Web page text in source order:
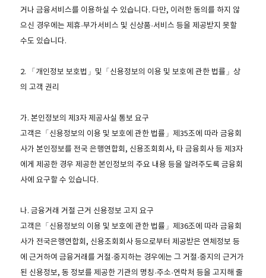
거나 금융서비스를 이용하실 수 있습니다. 다만, 이러한 동의를 하지 않
으신 경우에는 제휴·부가서비스 및 신상품·서비스 등을 제공받지 못할
수도 있습니다.
2. 「개인정보 보호법」및「신용정보의 이용 및 보호에 관한 법률」상
의 고객 권리
가. 본인정보의 제3자 제공사실 통보 요구
고객은「신용정보의 이용 및 보호에 관한 법률」제35조에 따라 금융회
사가 본인정보를 전국 은행연합회, 신용조회회사, 타 금융회사 등 제3자
에게 제공한 경우 제공한 본인정보의 주요 내용 등을 알려주도록 금융회
사에 요구할 수 있습니다.
나. 금융거래 거절 근거 신용정보 고지 요구
고객은「신용정보의 이용 및 보호에 관한 법률」제36조에 따라 금융회
사가 전국은행연합회, 신용조회회사 등으로부터 제공받은 연체정보 등
에 근거하여 금융거래를 거절·중지하는 경우에는 그 거절·중지의 근거가
된 신용정보, 동 정보를 제공한 기관의 명칭·주소·연락처 등을 고지해 줄